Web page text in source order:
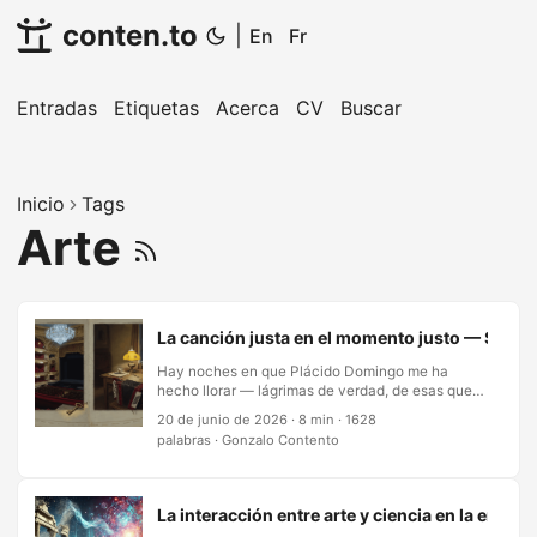
conten.to En Fr
Entradas Etiquetas Acerca CV Buscar
Inicio Tags
Arte
La canción justa en el momento justo —
Hay noches en que Plácido Domingo me ha
hecho llorar — lágrimas de verdad, de esas que
llegan sin invitación en la frase exacta donde la
voz se abre y el cuarto entero se inclina. Y hay
otras noches, más de las que puedo contar, en
vallenato de Diomedes Díaz, o Pedro Infante
cantando un bolero como si la canción fuera un
20 de junio de 2026 · 8 min · 1628
palabras · Gonzalo Contento
La interacción entre arte y ciencia en la era